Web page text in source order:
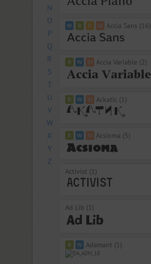
N
O
P
Q
R
S
T
U
V
W
X
Y
Z
Accia Sans (16)
Accia Variable (2)
Ackatic (1)
Acsioma (5)
Activist (1)
Ad Lib (1)
Adamant (1)